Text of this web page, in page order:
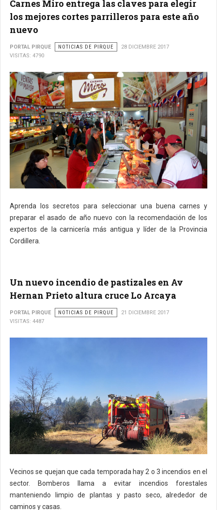
Carnes Miro entrega las claves para elegir
los mejores cortes parrilleros para este año
nuevo
PORTAL PIRQUE NOTICIAS DE PIRQUE
28 DICIEMBRE 2017
VISITAS: 4790
Aprenda los secretos para seleccionar una buena carnes y
preparar el asado de año nuevo con la recomendación de los
expertos de la carnicería más antigua y líder de la Provincia
Cordillera.
Un nuevo incendio de pastizales en Av
Hernan Prieto altura cruce Lo Arcaya
PORTAL PIRQUE NOTICIAS DE PIRQUE
21 DICIEMBRE 2017
VISITAS: 4487
Vecinos se quejan que cada temporada hay 2 o 3 incendios en el
sector. Bomberos llama a evitar incendios forestales
manteniendo limpio de plantas y pasto seco, alrededor de
caminos y casas.